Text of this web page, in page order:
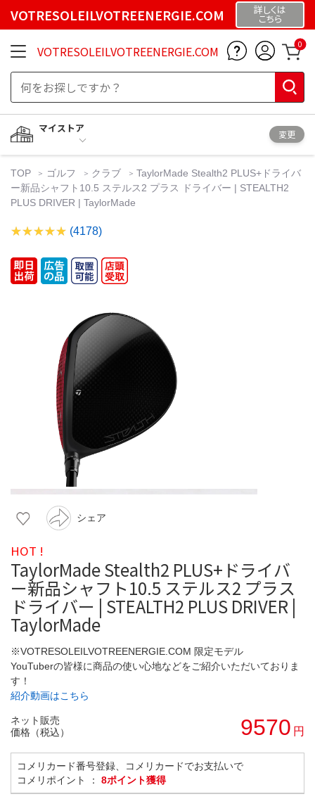
VOTRESOLEILVOTREENERGIE.COM 詳しくは
こちら
VOTRESOLEILVOTREENERGIE.COM 0
マイストア
変更
TOP ゴルフ クラブ
TaylorMade Stealth2 PLUS+ドライバ
ー新品シャフト10.5 ステルス2 プラス ドライバー | STEALTH2
PLUS DRIVER | TaylorMade
(4178)
シェア
HOT !
TaylorMade Stealth2 PLUS+ドライバ
ー新品シャフト10.5 ステルス2 プラス
ドライバー | STEALTH2 PLUS DRIVER |
TaylorMade
※VOTRESOLEILVOTREENERGIE.COM 限定モデル
YouTuberの皆様に商品の使い心地などをご紹介いただいておりま
す！
紹介動画はこちら
ネット販売
価格（税込）
9570 円
コメリカード番号登録、コメリカードでお支払いで
コメリポイント ： 8ポイント獲得